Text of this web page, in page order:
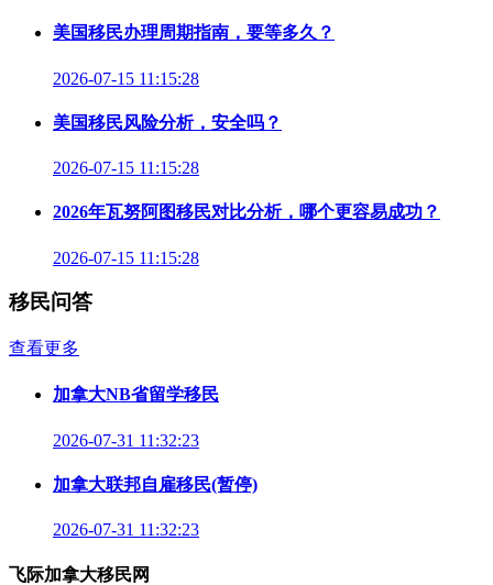
美国移民办理周期指南，要等多久？
2026-07-15 11:15:28
美国移民风险分析，安全吗？
2026-07-15 11:15:28
2026年瓦努阿图移民对比分析，哪个更容易成功？
2026-07-15 11:15:28
移民问答
查看更多
加拿大NB省留学移民
2026-07-31 11:32:23
加拿大联邦自雇移民(暂停)
2026-07-31 11:32:23
飞际加拿大移民网